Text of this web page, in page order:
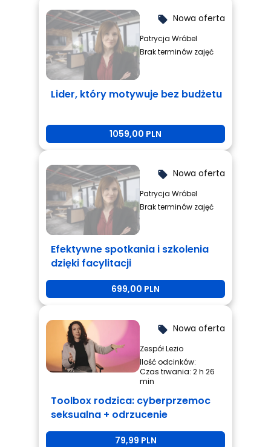
local_offer Nowa oferta
Patrycja Wróbel
Brak terminów zajęć
Lider, który motywuje bez budżetu
1059,00 PLN
local_offer Nowa oferta
Patrycja Wróbel
Brak terminów zajęć
Efektywne spotkania i szkolenia
dzięki facylitacji
699,00 PLN
local_offer Nowa oferta
Zespół Lezio
Ilość odcinków:
Czas trwania: 2 h 26
min
Toolbox rodzica: cyberprzemoc
seksualna + odrzucenie
rówieśnicze + przemoc
79,99 PLN